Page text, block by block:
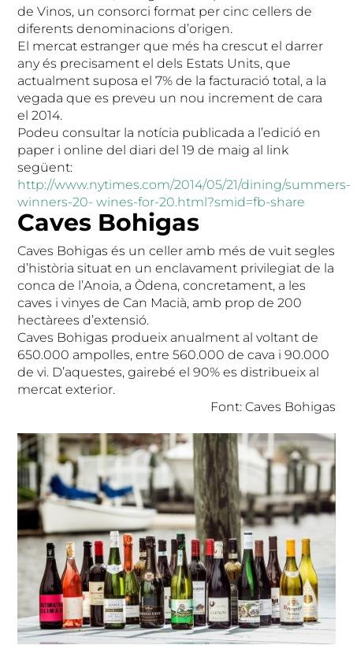
de Vinos, un consorci format per cinc cellers de
diferents denominacions d’origen.
El mercat estranger que més ha crescut el darrer
any és precisament el dels Estats Units, que
actualment suposa el 7% de la facturació total, a la
vegada que es preveu un nou increment de cara
el 2014.
Podeu consultar la notícia publicada a l’edició en
paper i online del diari del 19 de maig al link
següent:
http://www.nytimes.com/2014/05/21/dining/summers-
winners-20- wines-for-20.html?smid=fb-share
Caves Bohigas
Caves Bohigas és un celler amb més de vuit segles
d’història situat en un enclavament privilegiat de la
conca de l’Anoia, a Òdena, concretament, a les
caves i vinyes de Can Macià, amb prop de 200
hectàrees d’extensió.
Caves Bohigas produeix anualment al voltant de
650.000 ampolles, entre 560.000 de cava i 90.000
de vi. D’aquestes, gairebé el 90% es distribueix al
mercat exterior.
Font: Caves Bohigas